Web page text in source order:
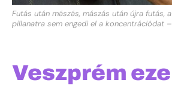
Futás után mászás, mászás után újra futás,
pillanatra sem engedi el a koncentrációdat –
Veszprém